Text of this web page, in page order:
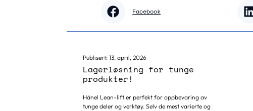
Facebook
Publisert: 13. april, 2026
Lagerløsning for tunge
produkter!
Hänel Lean-lift er perfekt for oppbevaring av
tunge deler og verktøy. Selv de mest varierte og